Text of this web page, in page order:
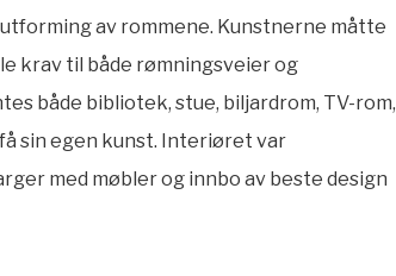
av rommene. Kunstnerne måtte
krav til både rømningsveier og
både bibliotek, stue, biljardrom, TV-rom,
sin egen kunst. Interiøret var
med møbler og innbo av beste design